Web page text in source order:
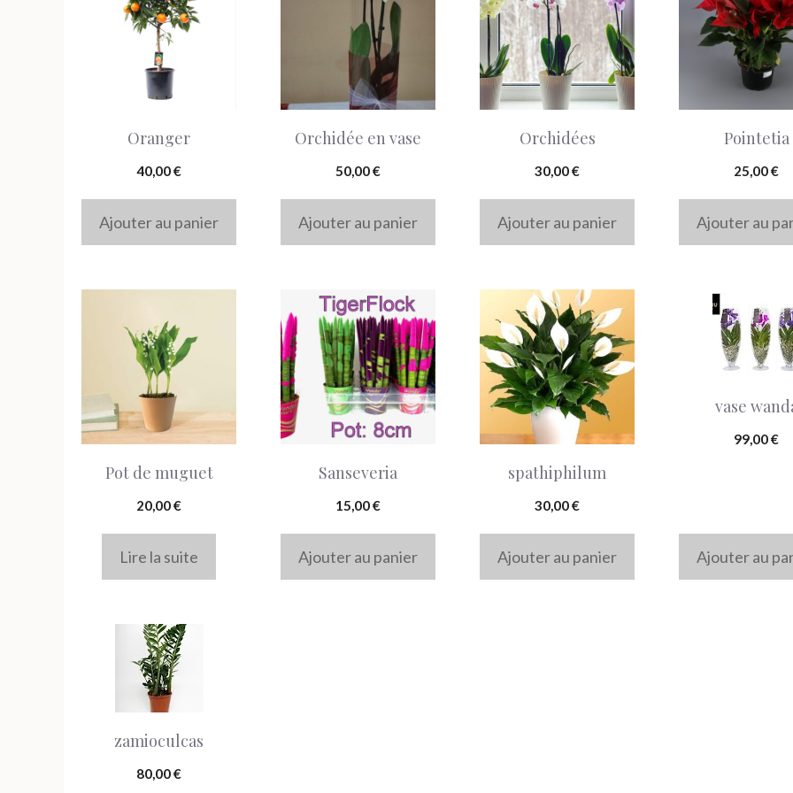
Oranger
40,00€
Ajouter au panier
Orchidée en vase
50,00€
Ajouter au panier
Orchidées
30,00€
Ajouter au panier
Pointetia
25,00€
Ajouter au
Pot de muguet
20,00€
Lire la suite
Sanseveria
15,00€
Ajouter au panier
spathiphilum
30,00€
Ajouter au panier
vase
99,00€
Ajouter au
zamioculcas
80,00€